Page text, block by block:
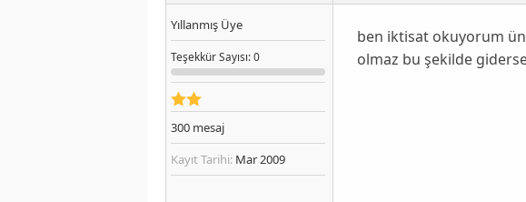
Yıllanmış Üye
TeşekkürSayısı: 0
300 mesaj
Kayıt Tarihi: Mar 2009
ben iktisat okuyorum
olmaz bu şekilde